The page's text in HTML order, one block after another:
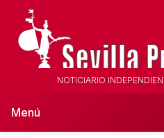
NOTICIARIO
Menú